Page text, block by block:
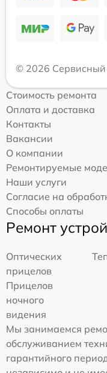
© 2026 Сервисный
Стоимость ремонта
Оплата и доставка
Контакты
Вакансии
О компании
Ремонтируемые
Наши услуги
Согласие на
Способы оплаты
Ремонт
Оптических
прицелов
Прицелов
ночного
видения
Мы занимаемся
обслуживанием
гарантийного